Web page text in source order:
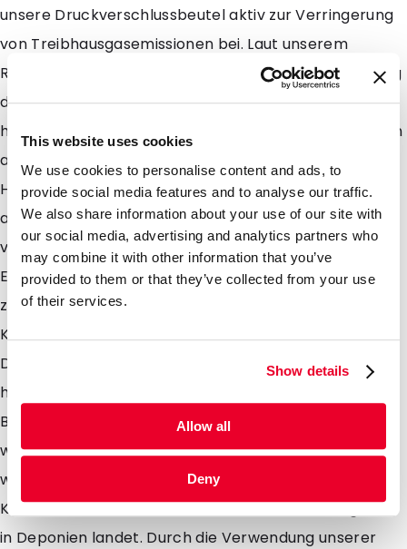
This website uses cookies
We use cookies to personalise content and ads, to
provide social media features and to analyse our traffic.
We also share information about your use of our site with
our social media, advertising and analytics partners who
may combine it with other information that you’ve
provided to them or that they’ve collected from your use
of their services.
Show details
Allow all
Deny
unsere Druckverschlussbeutel aktiv zur Verringerung
von Treibhausgasemissionen bei. Laut unserem
Rohstoffproduzenten, können Sie mit der Verwendung
dieser Druckverschlussbeutel im Vergleich zu
herkömmlichen Kunststoffbeuteln erhebliche Mengen
an CO2 einsparen. Die Zuckerrohr Pflanzen zur
Herstellung von einer Tonne PE nehmen bereits mehr
als 3 Tonnen CO2 aus der Umwelt auf bevor diese
verarbeitet werden. So ermöglicht die CO2-
Einsparung es Ihnen, Ihren ökologischen Fußabdruck
zu minimieren und einen wichtigen Beitrag zum
Klimaschutz zu leisten. Ein weiterer Vorteil unserer
Druckverschlussbeutel aus Zuckerrohr liegt in ihrer
hohen Recyclebarkeit. Nach ihrer Nutzung können die
Beutel dem Recyclingprozess zugeführt werden,
wodurch die wertvollen Ressourcen wiederverwendet
werden können. Dies unterstützt die
Kreislaufwirtschaft und reduziert die Abfallmenge, die
in Deponien landet. Durch die Verwendung unserer